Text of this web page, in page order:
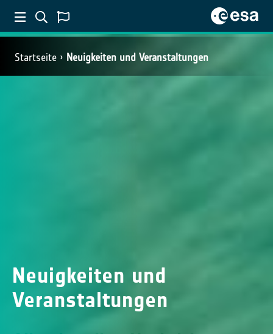
Startseite Neuigkeiten und Veranstaltungen
Neuigkeiten und
Veranstaltungen